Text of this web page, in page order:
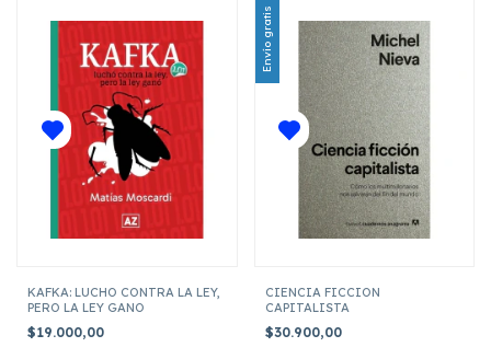
KAFKA: LUCHO CONTRA LA LEY,
PERO LA LEY GANO
$19.000,00
Envío gratis
CIENCIA FICCION
CAPITALISTA
$30.900,00